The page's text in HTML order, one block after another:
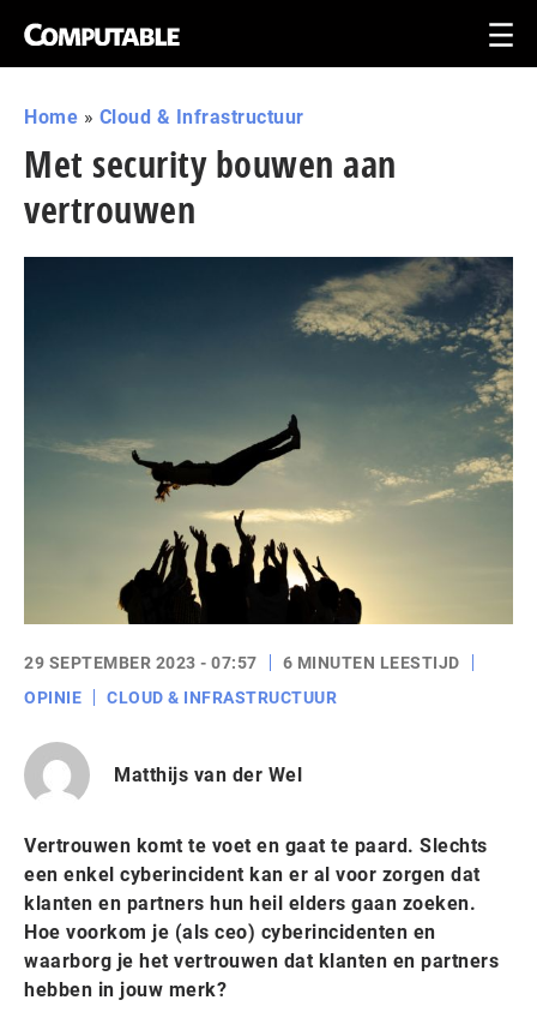
Home » Cloud & Infrastructuur
Met security bouwen aan
vertrouwen
29 SEPTEMBER 2023 - 07:57
6 MINUTEN LEESTIJD
OPINIE
CLOUD & INFRASTRUCTUUR
Matthijs van der Wel
Vertrouwen komt te voet en gaat te paard. Slechts
een enkel cyberincident kan er al voor zorgen dat
klanten en partners hun heil elders gaan zoeken.
Hoe voorkom je (als ceo) cyberincidenten en
waarborg je het vertrouwen dat klanten en partners
hebben in jouw merk?